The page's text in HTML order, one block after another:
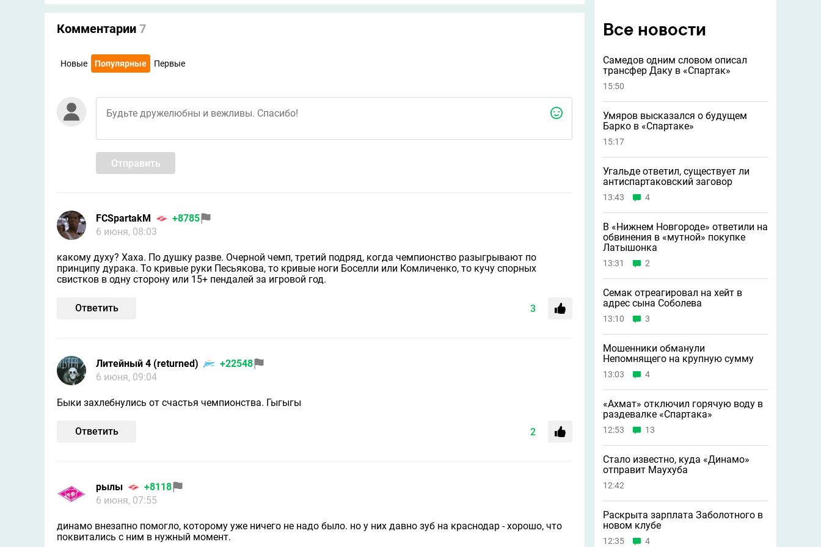
Комментарии 7
Новые Популярные Первые
Отправить
FCSpartakM
+8785
6 июня, 08:03
какому духу? Хаха. По душку разве. Очерной чемп, третий подряд, когда чемпионство разыгрывают по
принципу дурака. То кривые руки Песьякова, то кривые ноги Боселли или Комличенко, то кучу спорных
свистков в одну сторону или 15+ пендалей за игровой год.
Ответить 3
Литейный 4 (returned)
+22548
6 июня, 09:04
Быки захлебнулись от счастья чемпионства. Гыгыгы
Ответить 2
рылы
+8118
6 июня, 07:55
динамо внезапно помогло, которому уже ничего не надо было. но у них давно зуб на краснодар - хорошо, что
поквитались с ним в нужный момент.
Все новости
Самедов одним словом описал
трансфер Даку в «Спартак»
15:50
Умяров высказался о будущем
Барко в «Спартаке»
15:17
Угальде ответил, существует ли
антиспартаковский заговор
13:43 4
В «Нижнем Новгороде» ответили на
обвинения в «мутной» покупке
Латышонка
13:31 2
Семак отреагировал на хейт в
адрес сына Соболева
13:10 3
Мошенники обманули
Непомнящего на крупную сумму
13:03 4
«Ахмат» отключил горячую воду в
раздевалке «Спартака»
12:53 13
Стало известно, куда «Динамо»
отправит Маухуба
12:42
Раскрыта зарплата Заболотного в
новом клубе
12:35 4